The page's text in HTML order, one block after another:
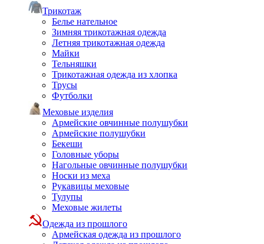
Трикотаж
Белье нательное
Зимняя трикотажная одежда
Летняя трикотажная одежда
Майки
Тельняшки
Трикотажная одежда из хлопка
Трусы
Футболки
Меховые изделия
Армейские овчинные полушубки
Армейские полушубки
Бекеши
Головные уборы
Нагольные овчинные полушубки
Носки из меха
Рукавицы меховые
Тулупы
Меховые жилеты
Одежда из прошлого
Армейская одежда из прошлого